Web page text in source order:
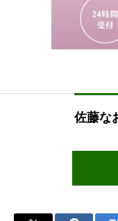
佐藤な